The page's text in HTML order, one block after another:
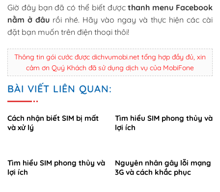
Giờ đây bạn đã có thể biết đượcthanh menu Facebook
nằm ở đâu rồi nhé. Hãy vào ngay và thực hiện các cài
đặt bạn muốn trên điện thoại thôi!
Thông tin gói cước được dichvumobi.net tổng hợp đầy đủ, xin
cảm ơn Quý Khách đã sử dụng dịch vụ của MobiFone
BÀI VIẾT LIÊN QUAN:
Cách nhận biết SIM bị mất
và xử lý
Tìm hiểu SIM phong thủy và
lợi ích
Tìm hiểu SIM phong thủy và
lợi ích
Nguyên nhân gây lỗi mạng
3G và cách khắc phục